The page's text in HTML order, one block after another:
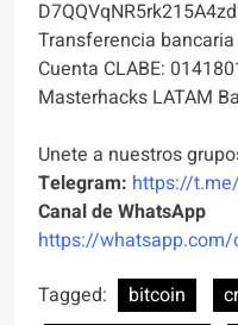
Transferencia
Cuenta CLABE:
Masterhacks LATAM
Unete a nuestros
Telegram: https://
Canal de WhatsApp
https://whatsapp.com/
Tagged:
bitcoin